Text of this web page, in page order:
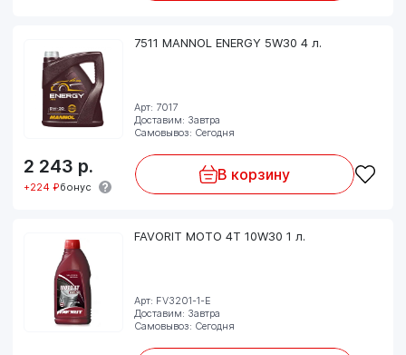
7511 MANNOL ENERGY 5W30 4 л.
Арт: 7017
Доставим: Завтра
Самовывоз: Сегодня
2 243 р.
+224 ₽бонус
В корзину
FAVORIT MOTO 4T 10W30 1 л.
Арт: FV3201-1-E
Доставим: Завтра
Самовывоз: Сегодня